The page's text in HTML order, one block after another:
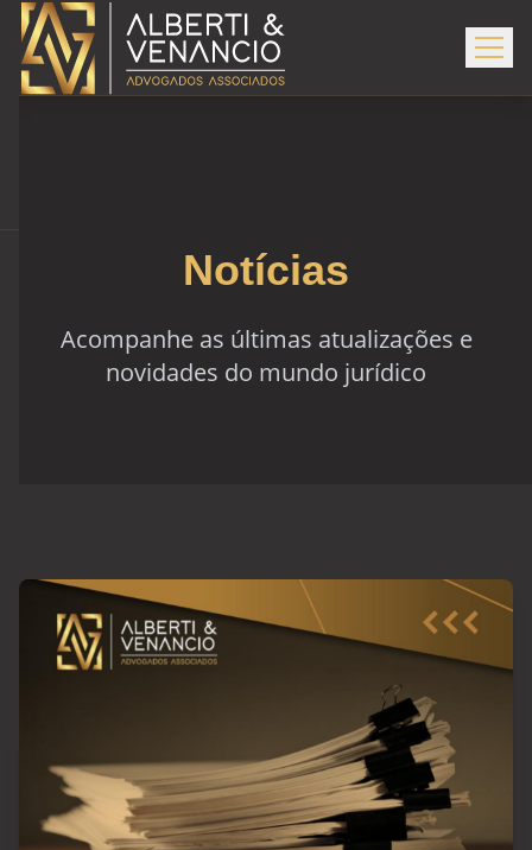
Notícias
Acompanhe as últimas atualizações e
novidades do mundo jurídico